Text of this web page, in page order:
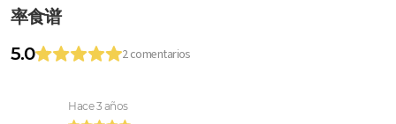
率食谱
5.0
2 comentarios
Hace 3 años